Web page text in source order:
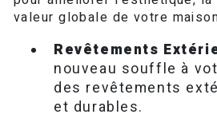
valeur globale de votre
Revêtements
nouveau souffle à
des revêtements
et durables.